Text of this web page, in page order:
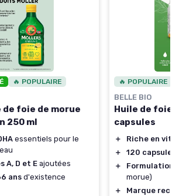
🔥 POPULAIRE
de foie de morue
250 ml
essentiels pour le
A, D et Eajoutées
ansd'existence
🔥 POPULAIRE
BELLE BIO
Huile de foie
capsules
＋
Riche en
＋
120 capsules
＋
Formulation
morue)
＋
Marque